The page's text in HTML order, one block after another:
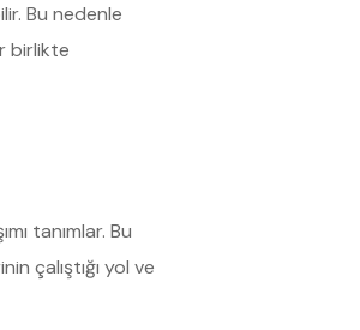
Bu nedenle
birlikte
tanımlar. Bu
çalıştığı yol ve